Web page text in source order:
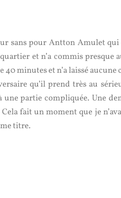
sans pour Antton Amulet qui
et n’a commis presque
minutes et n’a laissé aucune
qu’il prend très au
une partie compliquée. Une
fait un moment que je
titre.